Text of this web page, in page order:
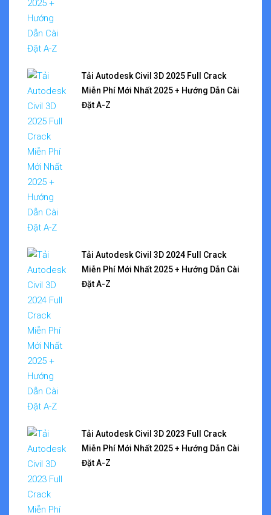
Tải Autodesk Civil 3D 2025 Full Crack
Miễn Phí Mới Nhất 2025 + Hướng Dẫn Cài
Đặt A-Z
Tải Autodesk Civil 3D 2024 Full Crack
Miễn Phí Mới Nhất 2025 + Hướng Dẫn Cài
Đặt A-Z
Tải Autodesk Civil 3D 2023 Full Crack
Miễn Phí Mới Nhất 2025 + Hướng Dẫn Cài
Đặt A-Z